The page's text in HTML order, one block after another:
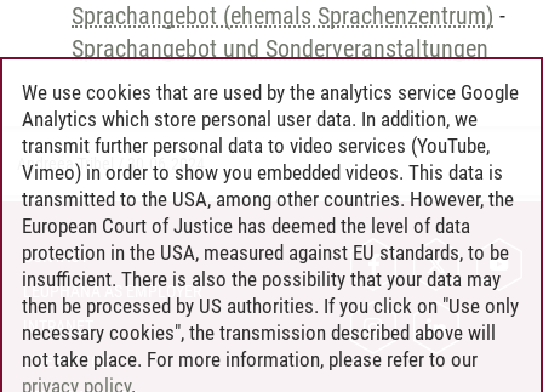
Sprachangebot (ehemals Sprachenzentrum) -
Sprachangebot und Sonderveranstaltungen
Andreea Tribel 30.06.2024
CONTACT
LEUPHANA AS EMPLOYER
INTRANET
SITE NOTICE
We use cookies that are used by the analytics service Google
Analytics which store personal user data. In addition, we
transmit further personal data to video services (YouTube,
Vimeo) in order to show you embedded videos. This data is
transmitted to the USA, among other countries. However, the
European Court of Justice has deemed the level of data
protection in the USA, measured against EU standards, to be
insufficient. There is also the possibility that your data may
then be processed by US authorities. If you click on "Use only
necessary cookies", the transmission described above will
not take place. For more information, please refer to our
privacy policy.